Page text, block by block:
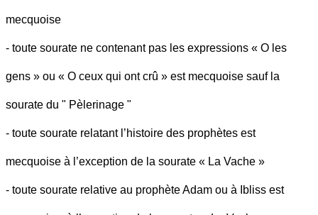
mecquoise
- toute sourate ne contenant pas les expressions « O les
gens » ou « O ceux qui ont crû » est mecquoise sauf la
sourate du " Pèlerinage "
- toute sourate relatant l’histoire des prophètes est
mecquoise à l’exception de la sourate « La Vache »
- toute sourate relative au prophète Adam ou à Ibliss est